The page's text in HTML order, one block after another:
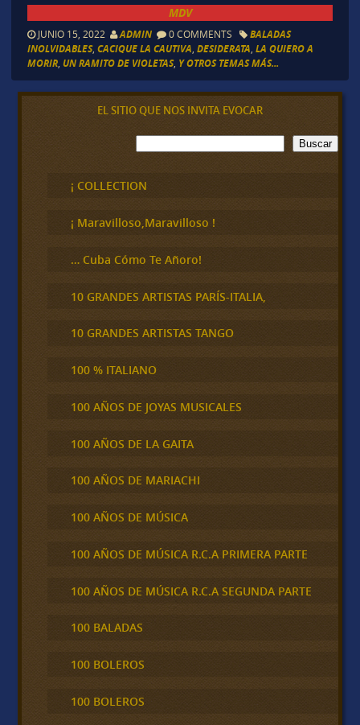
MDV
JUNIO 15, 2022 ADMIN 0 COMMENTS
BALADAS
INOLVIDABLES, CACIQUE LA CAUTIVA DESIDERATA LA QUIERO A
MORIR, UN RAMITO DE VIOLETAS, Y OTROS TEMAS MÁS...
EL SITIO QUE NOS INVITA EVOCAR
B
u
c
a
Buscar
¡ COLLECTION
¡ Maravilloso,Maravilloso !
… Cuba Cómo Te Añoro!
10 GRANDES ARTISTAS PARÍS-ITALIA,
10 GRANDES ARTISTAS TANGO
100 % ITALIANO
100 AÑOS DE JOYAS MUSICALES
100 AÑOS DE LA GAITA
100 AÑOS DE MARIACHI
100 AÑOS DE MÚSICA
100 AÑOS DE MÚSICA R.C.A PRIMERA PARTE
100 AÑOS DE MÚSICA R.C.A SEGUNDA PARTE
100 BALADAS
100 BOLEROS
100 BOLEROS